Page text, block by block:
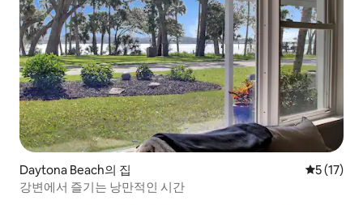
Daytona Beach의 집 평점 5점
5 (17)
강변에서 즐기는 낭만적인 시간